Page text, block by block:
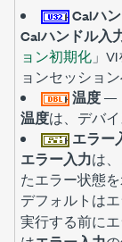
Calハ
Calハンドル入
ョン初期化 」
ョンセッショ
温度—
温度は、デバ
エラー
エラー入力は
たエラー状態を
デフォルトは
実行する前に